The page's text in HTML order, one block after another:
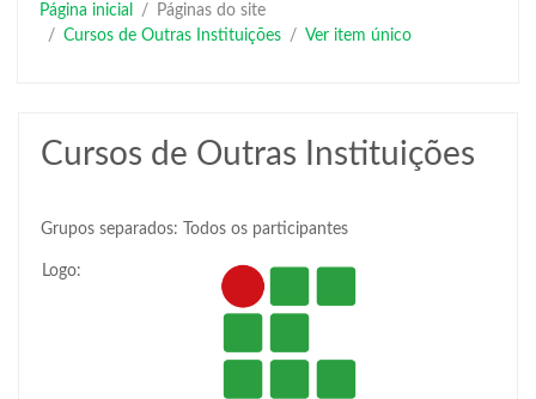
Página inicial
Páginas do site
Cursos de Outras Instituições
Ver item único
Cursos de Outras Instituições
Grupos separados: Todos os participantes
Logo: